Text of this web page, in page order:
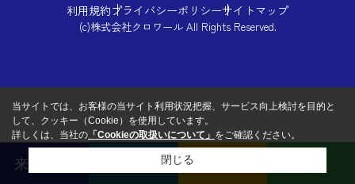
利用規約プライバシーポリシーサイトマップ
(c)株式会社クロワール All Rights Reserved.
来店予約 売却査定 無料相談 LINE
当サイトでは、お客様の当サイト利用状況把握、サービス向上検討を目的と
して、クッキー（Cookie）を使用しています。
詳しくは、当社の 「Cookieの取扱いについて」 をご確認ください。
閉じる